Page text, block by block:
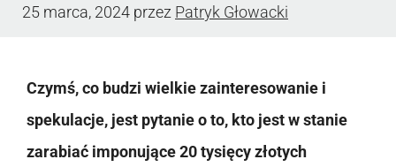
25 marca, 2024 przez Patryk Głowacki
Czymś, co budzi wielkie zainteresowanie i
spekulacje, jest pytanie o to, kto jest w stanie
zarabiać imponujące 20 tysięcy złotych